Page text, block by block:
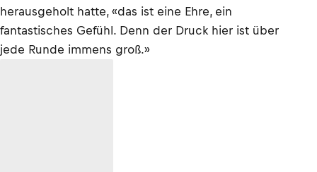
herausgeholt hatte, «das ist eine Ehre, ein
fantastisches Gefühl. Denn der Druck hier ist über
jede Runde immens groß.»